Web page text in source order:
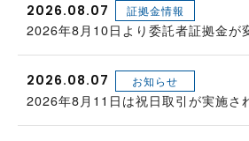
2026.08.07 証拠金情報
2026年8月10日より委託者証拠金が
2026.08.07 お知らせ
2026年8月11日は祝日取引が実施さ